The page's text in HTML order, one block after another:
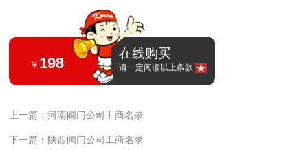
￥ 198
在线购买
请一定阅读以上条款
上一篇：河南阀门公司工商名录
下一篇：陕西阀门公司工商名录